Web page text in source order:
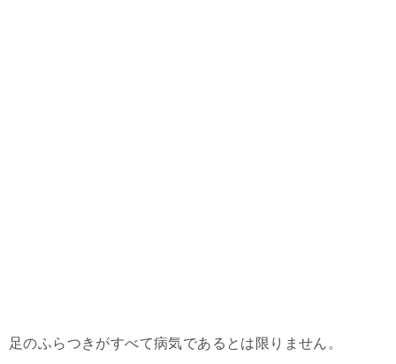
足のふらつきがすべて病気であるとは限りません。